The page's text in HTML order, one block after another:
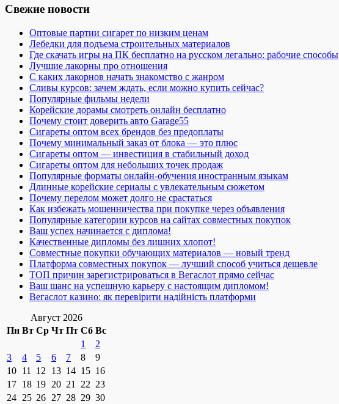
Свежие новости
Оптовые партии сигарет по низким ценам
Лебедки для подъема строительных материалов
Где скачать игры на ПК бесплатно на русском легально: рабочие способы
Лучшие лакорны про отношения
С каких лакорнов начать знакомство с жанром
Сливы курсов: зачем ждать, если можно купить сейчас?
Популярные фильмы недели
Корейские дорамы смотреть онлайн бесплатно
Почему стоит доверить авто Garage55
Сигареты оптом всех брендов без предоплаты
Почему минимальный заказ от блока — это плюс
Сигареты оптом — инвестиция в стабильный доход
Сигареты оптом для небольших точек продаж
Популярные форматы онлайн-обучения иностранным языкам
Длинные корейские сериалы с увлекательным сюжетом
Почему перелом может долго не срастаться
Как избежать мошенничества при покупке через объявления
Популярные категории курсов на сайтах совместных покупок
Ваш успех начинается с диплома!
Качественные дипломы без лишних хлопот!
Совместные покупки обучающих материалов — новый тренд
Платформа совместных покупок — лучший способ учиться дешевле
ТОП причин зарегистрироваться в Вегаслот прямо сейчас
Ваш шанс на успешную карьеру с настоящим дипломом!
Вегаслот казино: як перевірити надійність платформи
Август 2026
Пн Вт Ср Чт Пт Сб Вс
1
2
3
4 5 6 7 8
9
10 11 12 13 14 15 16
17 18 19 20 21 22 23
24 25 26 27 28 29 30